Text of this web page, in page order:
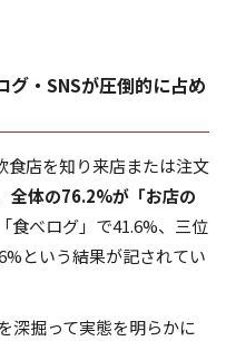
グ・SNSが圧倒的に占め
食店を知り来店または注文
全体の76.2%が「お店の
食べログ」で41.6%、三位
という結果が記されてい
深掘って実態を明らかに